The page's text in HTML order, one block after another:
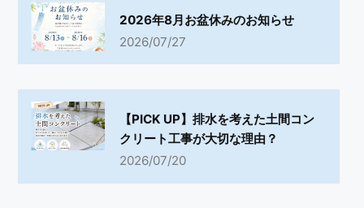
2026年8月お盆休みのお知らせ
2026/07/27
【PICK UP】排水を考えた土間コン
クリート工事が大切な理由？
2026/07/20